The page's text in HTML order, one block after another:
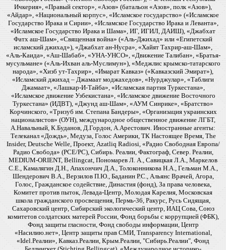
Ичкерия», «Правый сектор», «Азов» (батальон «Азов», полк «Азов»),
«Айдар», «Национальный корпус», «Исламское государство» («Исламское
Государство Ирака и Сирии», «Исламское Государство Ирака и Леванта»,
«Исламское Государство Ирака и Шама», ИГ, ИГИЛ, ДАИШ), «Джабхат
Фатх аш-Шам», «Священная война» («Аль-Джихад» или «Египетский
исламский джихад»), «Джабхат ан-Нусра», «Хайят Тахрир-аш-Шам»,
«Аль-Каида», «Аш-Шабаб», «УНА-УНСО», «Движение Талибан», «Братья-
мусульмане» («Аль-Ихван аль-Муслимун»), «Меджлис крымско-татарского
народа», «Хизб ут-Тахрир», «Имарат Кавказ» («Кавказский Эмират»),
«Исламский джихад – Джамаат моджахедов», «Нурджулар», «Таблиги
Джамаат», «Лашкар-И-Тайба», «Исламская партия Туркестана»,
«Исламское движение Узбекистана», «Исламское движение Восточного
Туркестана» (ИДВТ), «Джунд аш-Шам», «АУМ Синрике», «Братство»
Корчинского, «Тризуб им. Степана Бандеры», «Организация украинских
националистов» (ОУН), международное общественное движение ЛГБТ,
А.Навальный, К.Буданов, Д.Гордон, А.Арестович. Иностранные агенты:
Телеканал «Дождь», Медуза, Голос Америки, ТК Настоящее Время, The
Insider, Deutsche Welle, Проект, Azatliq Radiosi, «Радио Свободная Европа/
Радио Свобода» (PCE/PC), Сибирь. Реалии, Фактограф, Север. Реалии,
MEDIUM-ORIENT, Bellingcat, Пономарев Л. А., Савицкая Л.А., Маркелов
С.Е., Камалягин Д.Н., Апахончич Д.А., Толоконникова Н.А., Гельман М.А.,
Шендерович В.А., Верзилов П.Ю., Баданин Р.С., Альянс Врачей, Агора,
Голос, Гражданское содействие, Династия (фонд), За права человека,
Комитет против пыток, Левада-Центр, Молодая Карелия, Московская
школа гражданского просвещения, Пермь-36, Ракурс, Русь Сидящая,
Сахаровский центр, Сибирский экологический центр, ИАЦ Сова, Союз
комитетов солдатских матерей России, Фонд борьбы с коррупцией (ФБК),
Фонд защиты гласности, Фонд свободы информации, Центр
«Насилию.нет», Центр защиты прав СМИ, Transparency International,
«Idel.Реалии», Кавказ.Реалии, Крым.Реалии, "Сибирь.Реалии", Фонд